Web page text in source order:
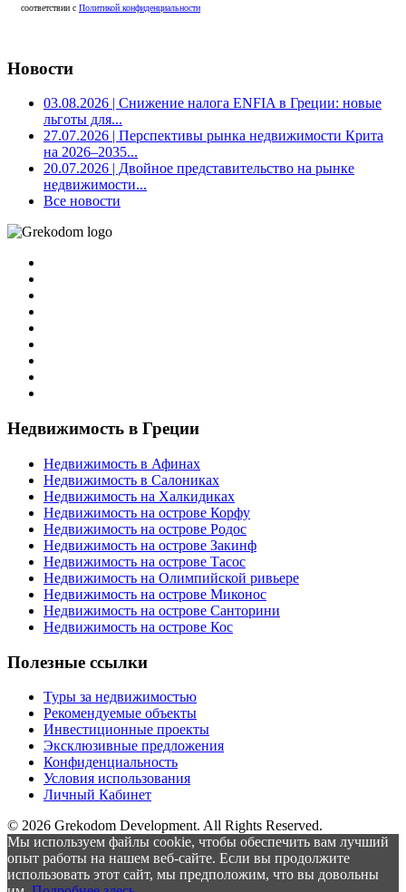
соответствии с Политикой конфиденциальности
Новости
03.08.2026 | Снижение налога ENFIA в Греции: новые
льготы для...
27.07.2026 | Перспективы рынка недвижимости Крита
на 2026–2035...
20.07.2026 | Двойное представительство на рынке
недвижимости...
Все новости
Недвижимость в Греции
Недвижимость в Афинах
Недвижимость в Салониках
Недвижимость на Халкидиках
Недвижимость на острове Корфу
Недвижимость на острове Родос
Недвижимость на острове Закинф
Недвижимость на острове Тасос
Недвижимость на Олимпийской ривьере
Недвижимость на острове Миконос
Недвижимость на острове Санторини
Недвижимость на острове Кос
Полезные ссылки
Туры за недвижимостью
Рекомендуемые объекты
Инвестиционные проекты
Эксклюзивные предложения
Конфиденциальность
Условия использования
Личный Кабинет
© 2026 Grekodom Development. All Rights Reserved.
Мы используем файлы cookie, чтобы обеспечить вам лучший
опыт работы на нашем веб-сайте. Если вы продолжите
использовать этот сайт, мы предположим, что вы довольны